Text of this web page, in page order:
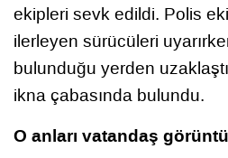
ekipleri sevk edildi. Polis
ilerleyen sürücüleri
bulunduğu yerden
ikna çabasında bulundu.
O anları vatandaş